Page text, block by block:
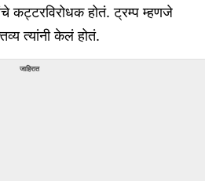
कट्टरविरोधक होतं. ट्रम्प म्हणजे
त्यांनी केलं होतं.
जाहिरात